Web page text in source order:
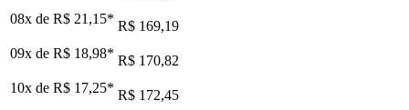
08x de R$ 21,15* R$ 169,19
09x de R$ 18,98* R$ 170,82
10x de R$ 17,25* R$ 172,45